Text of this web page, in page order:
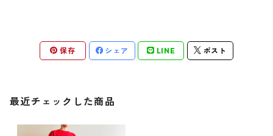
保存 シェア LINE ポスト
最近チェックした商品